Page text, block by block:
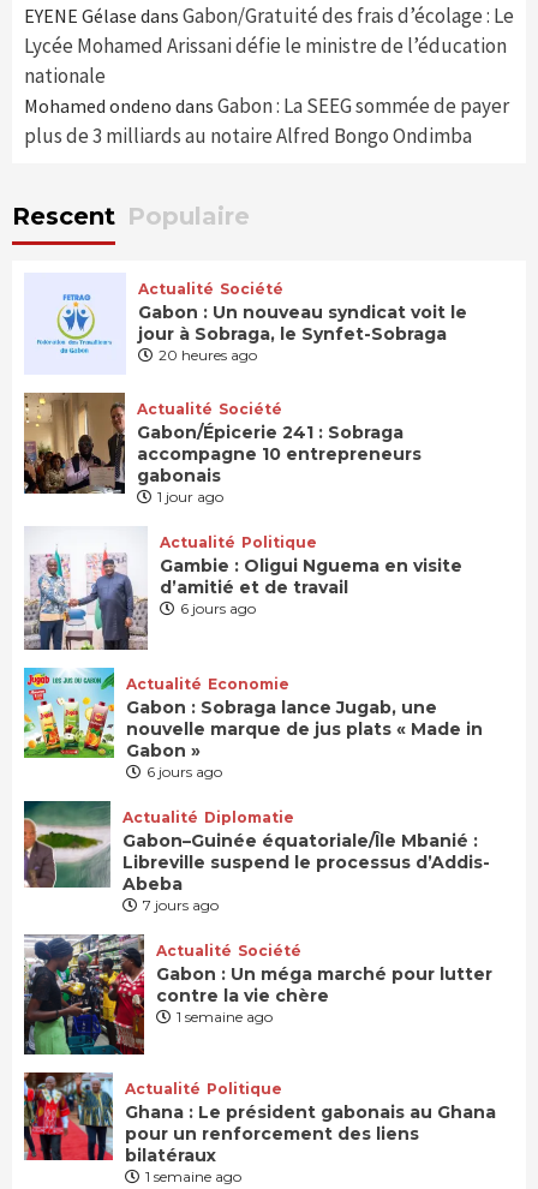
EYENE Gélase dans Gabon/Gratuité des frais d’écolage : Le
Lycée Mohamed Arissani défie le ministre de l’éducation
nationale
Mohamed ondeno dans Gabon : La SEEG sommée de payer
plus de 3 milliards au notaire Alfred Bongo Ondimba
Rescent Populaire
Actualité Société
Gabon : Un nouveau syndicat voit le
jour à Sobraga, le Synfet-Sobraga
20 heures ago
Actualité Société
Gabon/Épicerie 241 : Sobraga
accompagne 10 entrepreneurs
gabonais
1 jour ago
Actualité Politique
Gambie : Oligui Nguema en visite
d’amitié et de travail
6 jours ago
Actualité Economie
Gabon : Sobraga lance Jugab, une
nouvelle marque de jus plats « Made in
Gabon »
6 jours ago
Actualité Diplomatie
Gabon–Guinée équatoriale/Île Mbanié :
Libreville suspend le processus d’Addis-
Abeba
7 jours ago
Actualité Société
Gabon : Un méga marché pour lutter
contre la vie chère
1 semaine ago
Actualité Politique
Ghana : Le président gabonais au Ghana
pour un renforcement des liens
bilatéraux
1 semaine ago